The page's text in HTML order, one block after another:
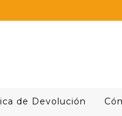
de Devolución